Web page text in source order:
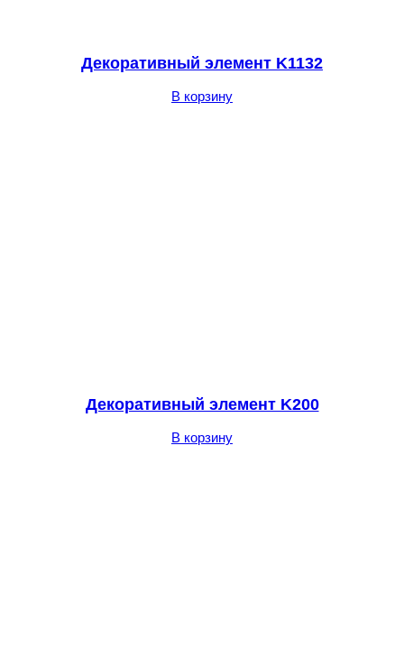
Декоративный элемент K1132
В корзину
Декоративный элемент K200
В корзину